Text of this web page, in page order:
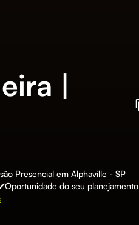
|
Presencial em Alphaville - SP
do seu planejamento